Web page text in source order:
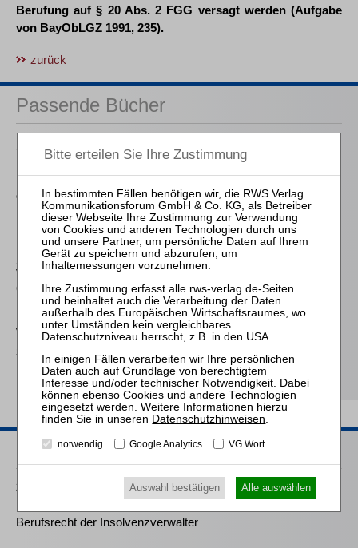
Berufung auf § 20 Abs. 2 FGG versagt werden (Aufgabe
von BayObLGZ 1991, 235).
zurück
Passende Bücher
Schröder
durch das MoMiG
Sahrmann
Praxis der Zu- und
Abschläge bei der
Vergütung des
(vorläufigen)
Insolvenzverwalters
von Wilmowsky
Schneeballsysteme der
Kapitalanlage
Passende Seminare
25.08.2026
Berufsrecht der Insolvenzverwalter
Datenschutzhinweisen.
notwendig Google Analytics VG Wort
Auswahl bestätigen Alle auswählen